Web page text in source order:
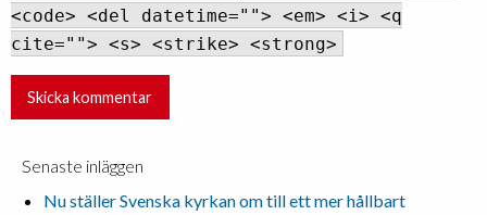
<code> <del datetime=""> <em> <i> <q
cite=""> <s> <strike> <strong>
Senaste inläggen
Nu ställer Svenska kyrkan om till ett mer hållbart